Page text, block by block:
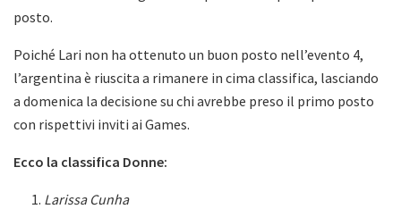
posto.
Poiché Lari non ha ottenuto un buon posto nell’evento 4,
l’argentina è riuscita a rimanere in cima classifica, lasciando
a domenica la decisione su chi avrebbe preso il primo posto
con rispettivi inviti ai Games.
Ecco la classifica Donne:
Larissa Cunha